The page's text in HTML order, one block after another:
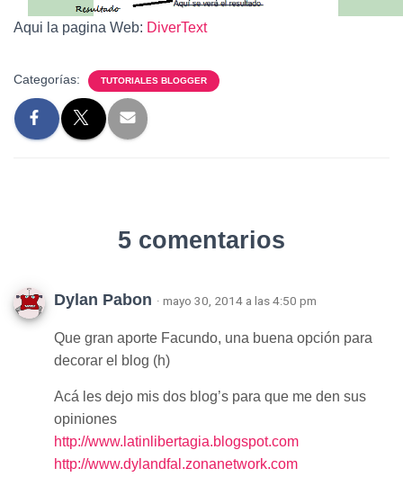
Aqui la pagina Web: DiverText
Categorías: TUTORIALES BLOGGER
5 comentarios
Dylan Pabon · mayo 30, 2014 a las 4:50 pm
Que gran aporte Facundo, una buena opción para
decorar el blog (h)
Acá les dejo mis dos blog’s para que me den sus
opiniones
http://www.latinlibertagia.blogspot.com
http://www.dylandfal.zonanetwork.com